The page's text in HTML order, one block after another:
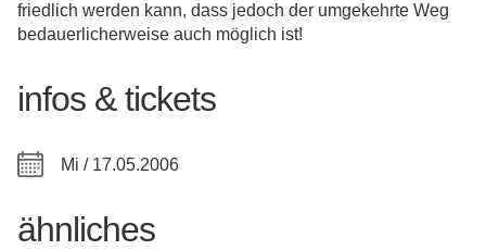
friedlich werden kann, dass jedoch der umgekehrte Weg
bedauerlicherweise auch möglich ist!
infos & tickets
Mi / 17.05.2006
ähnliches